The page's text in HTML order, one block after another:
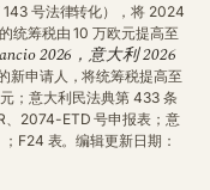
号法律转化），将 2024
统筹税由 10 万欧元提高至
2026，意大利 2026
新申请人，将统筹税提高至
；意大利民法典第 433 条
、2074-ETD 号申报表；意
F24 表。编辑更新日期：